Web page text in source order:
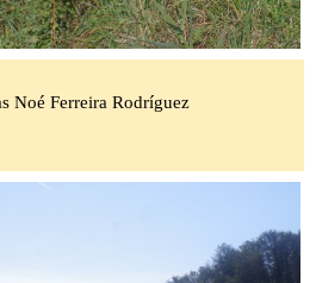
Noé Ferreira Rodríguez